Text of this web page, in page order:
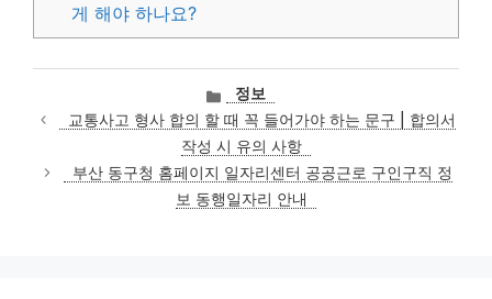
게 해야 하나요?
카
테
고
리
정보
교통사고 형사 합의 할 때 꼭 들어가야 하는 문구 | 합의서
작성 시 유의 사항
부산 동구청 홈페이지 일자리센터 공공근로 구인구직 정
보 동행일자리 안내